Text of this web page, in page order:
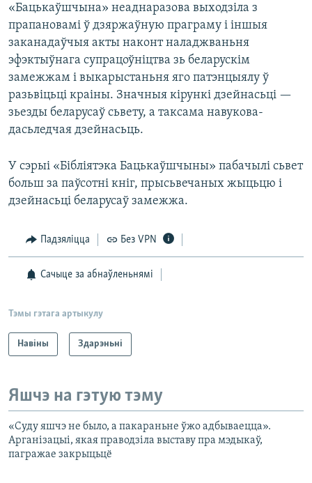
«Бацькаўшчына» неаднаразова выходзіла з
прапановамі ў дзяржаўную праграму і іншыя
заканадаўчыя акты наконт наладжваньня
эфэктыўнага супрацоўніцтва зь беларускім
замежжам і выкарыстаньня яго патэнцыялу ў
разьвіцьці краіны. Значныя кірункі дзейнасьці —
зьезды беларусаў сьвету, а таксама навукова-
дасьледчая дзейнасьць.
У сэрыі «Бібліятэка Бацькаўшчыны» пабачылі сьвет
больш за паўсотні кніг, прысьвечаных жыцьцю і
дзейнасьці беларусаў замежжа.
Падзяліцца Без VPN
Сачыце за абнаўленьнямі
Тэмы гэтага артыкулу
Навіны Здарэньні
Яшчэ на гэтую тэму
«Суду яшчэ не было, а пакараньне ўжо адбываецца».
Арганізацыі, якая праводзіла выставу пра мэдыкаў,
пагражае закрыцьцё